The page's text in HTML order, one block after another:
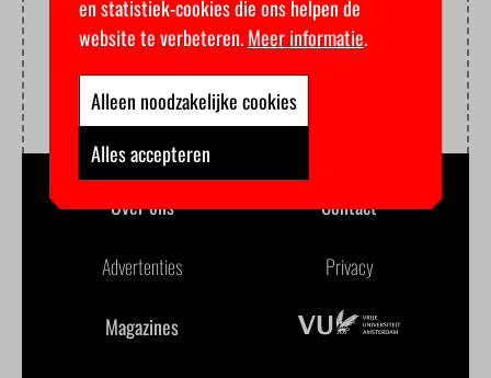
Over ons Contact
Advertenties Privacy
Magazines
en statistiek-cookies die ons helpen de
website te verbeteren.Meer informatie.
Alleen noodzakelijke cookies
Alles accepteren